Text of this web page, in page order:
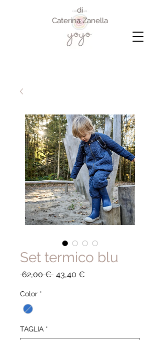
di
Caterina Zanella
Set termico blu
62,00 € Prezzo
43,40 €
Color *
TAGLIA *